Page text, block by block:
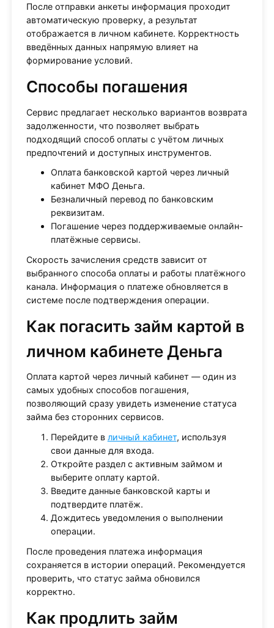
После отправки анкеты информация проходит
автоматическую проверку, а результат
отображается в личном кабинете. Корректность
введённых данных напрямую влияет на
формирование условий.
Способы погашения
Сервис предлагает несколько вариантов возврата
задолженности, что позволяет выбрать
подходящий способ оплаты с учётом личных
предпочтений и доступных инструментов.
Оплата банковской картой через личный
кабинет МФО Деньга.
Безналичный перевод по банковским
реквизитам.
Погашение через поддерживаемые онлайн-
платёжные сервисы.
Скорость зачисления средств зависит от
выбранного способа оплаты и работы платёжного
канала. Информация о платеже обновляется в
системе после подтверждения операции.
Как погасить займ картой в
личном кабинете Деньга
Оплата картой через личный кабинет — один из
самых удобных способов погашения,
позволяющий сразу увидеть изменение статуса
займа без сторонних сервисов.
Перейдите в личный кабинет, используя
свои данные для входа.
Откройте раздел с активным займом и
выберите оплату картой.
Введите данные банковской карты и
подтвердите платёж.
Дождитесь уведомления о выполнении
операции.
После проведения платежа информация
сохраняется в истории операций. Рекомендуется
проверить, что статус займа обновился
корректно.
Как продлить займ